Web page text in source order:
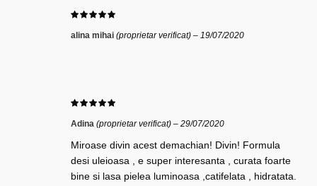
alina mihai (proprietar verificat) – 19/07/2020
Adina (proprietar verificat) – 29/07/2020
Miroase divin acest demachian! Divin! Formula
desi uleioasa , e super interesanta , curata foarte
bine si lasa pielea luminoasa ,catifelata , hidratata.